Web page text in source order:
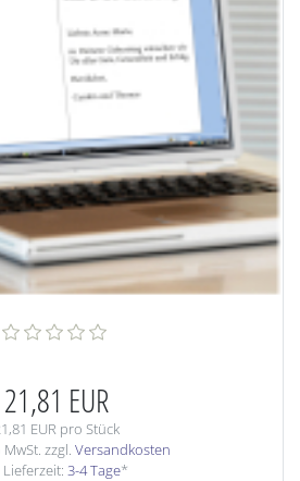
21,81 EUR
EUR pro Stück
zzgl. Versandkosten
Lieferzeit: 3-4 Tage*